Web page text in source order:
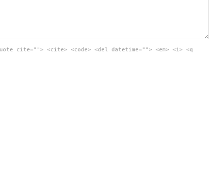
cite=""> <cite> <code> <del datetime=""> <em> <i> <q